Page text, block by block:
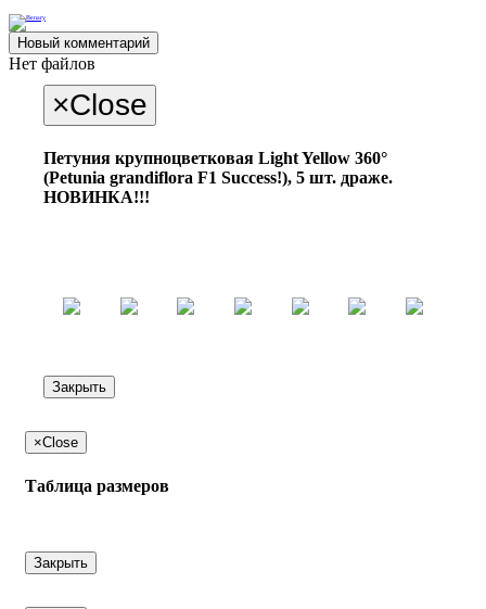
Новый комментарий
Нет файлов
×Close
Петуния крупноцветковая Light Yellow 360°
(Petunia grandiflora F1 Success!), 5 шт. драже.
НОВИНКА!!!
Закрыть
×Close
Таблица размеров
Закрыть